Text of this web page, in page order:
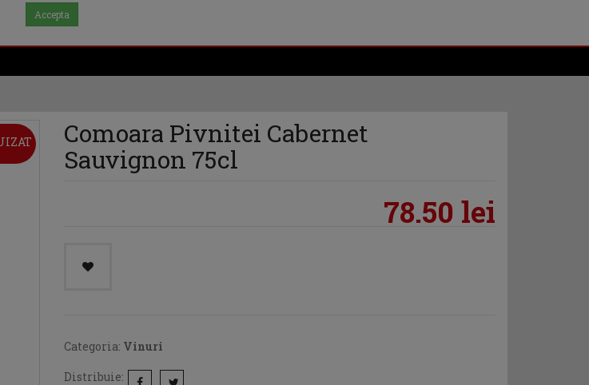
Accepta
Comoara Pivnitei Cabernet
Sauvignon 75cl
78.50 lei
Categoria: Vinuri
Distribuie: